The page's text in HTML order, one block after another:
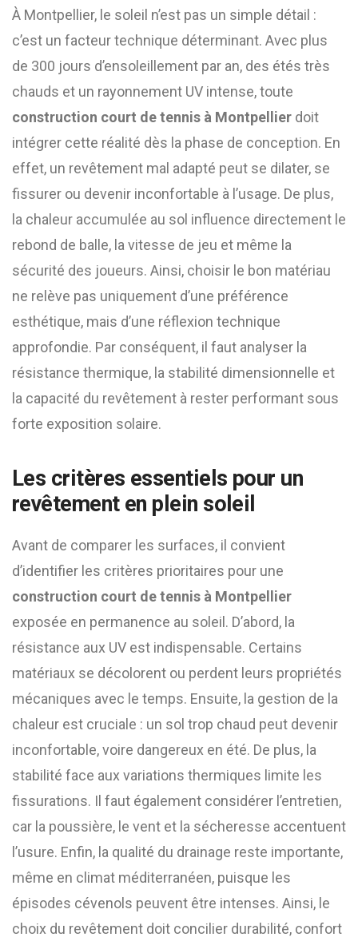
À Montpellier, le soleil n’est pas un simple détail :
c’est un facteur technique déterminant. Avec plus
de 300 jours d’ensoleillement par an, des étés très
chauds et un rayonnement UV intense, toute
construction court de tennis à Montpellier doit
intégrer cette réalité dès la phase de conception. En
effet, un revêtement mal adapté peut se dilater, se
fissurer ou devenir inconfortable à l’usage. De plus,
la chaleur accumulée au sol influence directement le
rebond de balle, la vitesse de jeu et même la
sécurité des joueurs. Ainsi, choisir le bon matériau
ne relève pas uniquement d’une préférence
esthétique, mais d’une réflexion technique
approfondie. Par conséquent, il faut analyser la
résistance thermique, la stabilité dimensionnelle et
la capacité du revêtement à rester performant sous
forte exposition solaire.
Les critères essentiels pour un
revêtement en plein soleil
Avant de comparer les surfaces, il convient
d’identifier les critères prioritaires pour une
construction court de tennis à Montpellier
exposée en permanence au soleil. D’abord, la
résistance aux UV est indispensable. Certains
matériaux se décolorent ou perdent leurs propriétés
mécaniques avec le temps. Ensuite, la gestion de la
chaleur est cruciale : un sol trop chaud peut devenir
inconfortable, voire dangereux en été. De plus, la
stabilité face aux variations thermiques limite les
fissurations. Il faut également considérer l’entretien,
car la poussière, le vent et la sécheresse accentuent
l’usure. Enfin, la qualité du drainage reste importante,
même en climat méditerranéen, puisque les
épisodes cévenols peuvent être intenses. Ainsi, le
choix du revêtement doit concilier durabilité, confort